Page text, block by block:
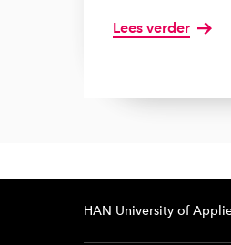
Lees verder
HAN University of